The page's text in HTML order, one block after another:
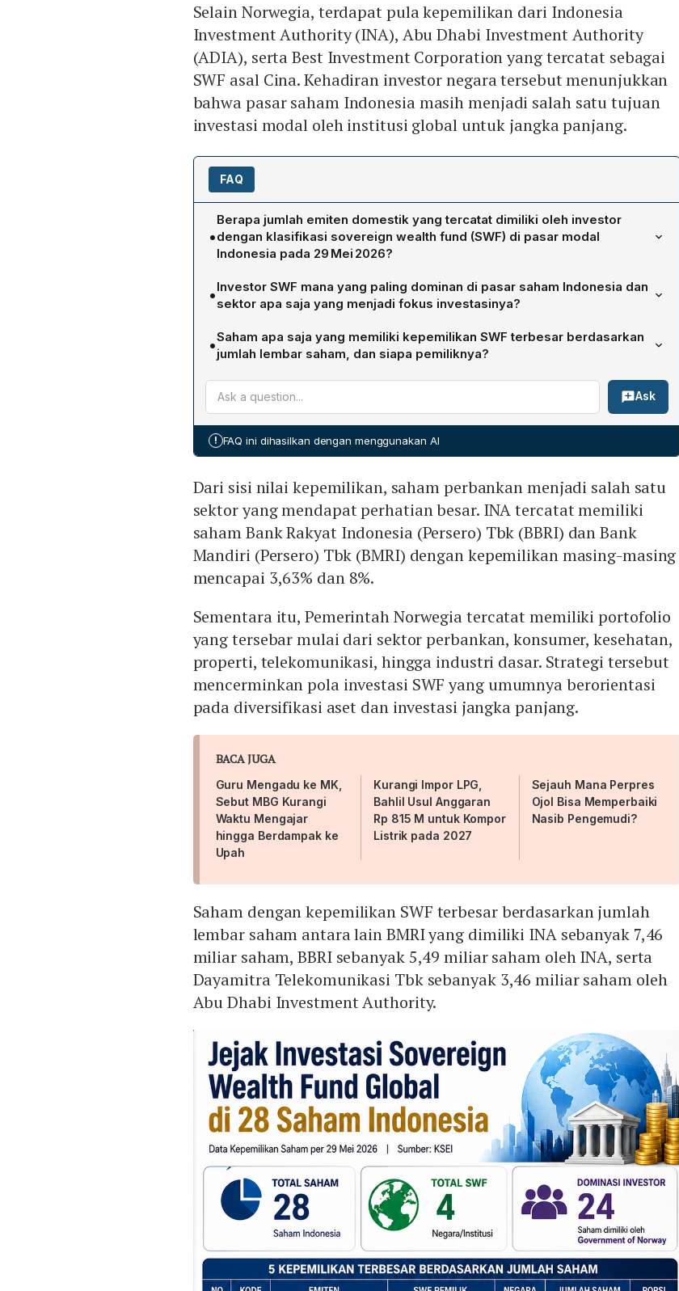
Selain Norwegia, terdapat pula kepemilikan dari Indonesia
Investment Authority (INA), Abu Dhabi Investment Authority
(ADIA), serta Best Investment Corporation yang tercatat sebagai
SWF asal Cina. Kehadiran investor negara tersebut menunjukkan
bahwa pasar saham Indonesia masih menjadi salah satu tujuan
investasi modal oleh institusi global untuk jangka panjang.
FAQ
•
Berapa jumlah emiten domestik yang tercatat dimiliki oleh investor
dengan klasifikasi sovereign wealth fund (SWF) di pasar modal
Indonesia pada 29 Mei 2026?
Menurut data Kustodian Sentral Efek Indonesia (KSEI), terdapat 28 saham emiten
domestik yang dimiliki oleh investor dengan klasifikasi SWF dengan kepemilikan
masing‑masing di atas 1%.
•Investor SWF mana yang paling dominan di pasar saham Indonesia dan
sektor apa saja yang menjadi fokus investasinya?
Investor SWF paling dominan adalah Pemerintah Norwegia, pengelola dana
kekayaan negara terbesar di dunia. Portofolio Norwegia tersebar di sektor
perbankan, konsumer, kesehatan, properti, telekomunikasi, dan industri dasar,
mencerminkan strategi diversifikasi aset dan investasi jangka panjang.
•Saham apa saja yang memiliki kepemilikan SWF terbesar berdasarkan
jumlah lembar saham, dan siapa pemiliknya?
Saham dengan kepemilikan SWF terbesar adalah Bank Mandiri (BMRI) dengan
7,46 miliar lembar saham milik Indonesia Investment Authority (INA), diikuti Bank
Rakyat Indonesia (BBRI) dengan 5,49 miliar lembar saham juga milik INA, serta
Dhabi Investment Authority (ADIA).
Ask
! FAQ ini dihasilkan dengan menggunakan AI
Dari sisi nilai kepemilikan, saham perbankan menjadi salah satu
sektor yang mendapat perhatian besar. INA tercatat memiliki
saham Bank Rakyat Indonesia (Persero) Tbk (BBRI) dan Bank
Mandiri (Persero) Tbk (BMRI) dengan kepemilikan masing-masing
mencapai 3,63% dan 8%.
Sementara itu, Pemerintah Norwegia tercatat memiliki portofolio
yang tersebar mulai dari sektor perbankan, konsumer, kesehatan,
properti, telekomunikasi, hingga industri dasar. Strategi tersebut
mencerminkan pola investasi SWF yang umumnya berorientasi
pada diversifikasi aset dan investasi jangka panjang.
BACA JUGA
Guru Mengadu ke MK,
Sebut MBG Kurangi
Waktu Mengajar
hingga Berdampak ke
Upah
Kurangi Impor LPG,
Bahlil Usul Anggaran
Rp 815 M untuk Kompor
Listrik pada 2027
Sejauh Mana Perpres
Ojol Bisa Memperbaiki
Nasib Pengemudi?
Saham dengan kepemilikan SWF terbesar berdasarkan jumlah
lembar saham antara lain BMRI yang dimiliki INA sebanyak 7,46
miliar saham, BBRI sebanyak 5,49 miliar saham oleh INA, serta
Dayamitra Telekomunikasi Tbk sebanyak 3,46 miliar saham oleh
Abu Dhabi Investment Authority.